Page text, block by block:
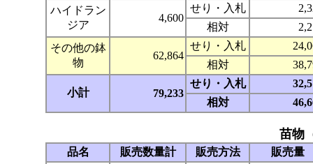
ハイドラン
ジア
4,600
せり・入札
相対
その他の鉢
物
62,864
せり・入札
相対
小計 79,233
せり・入札
相対
苗物
品名 販売数量計 販売方法
販売量